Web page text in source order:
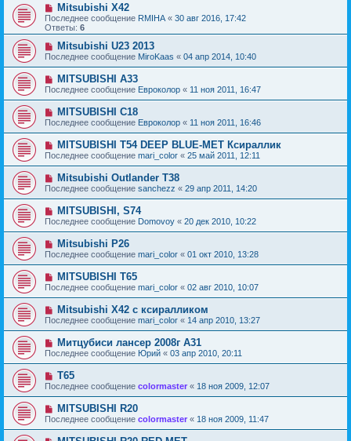
Mitsubishi X42
Последнее сообщение RMIHA « 30 авг 2016, 17:42
Ответы: 6
Mitsubishi U23 2013
Последнее сообщение MiroKaas « 04 апр 2014, 10:40
MITSUBISHI A33
Последнее сообщение Евроколор « 11 ноя 2011, 16:47
MITSUBISHI C18
Последнее сообщение Евроколор « 11 ноя 2011, 16:46
MITSUBISHI T54 DEEP BLUE-MET Ксираллик
Последнее сообщение mari_color « 25 май 2011, 12:11
Mitsubishi Outlander T38
Последнее сообщение sanchezz « 29 апр 2011, 14:20
MITSUBISHI, S74
Последнее сообщение Domovoy « 20 дек 2010, 10:22
Mitsubishi P26
Последнее сообщение mari_color « 01 окт 2010, 13:28
MITSUBISHI T65
Последнее сообщение mari_color « 02 авг 2010, 10:07
Mitsubishi X42 с ксиралликом
Последнее сообщение mari_color « 14 апр 2010, 13:27
Митцубиси лансер 2008г А31
Последнее сообщение Юрий « 03 апр 2010, 20:11
T65
Последнее сообщение colormaster « 18 ноя 2009, 12:07
MITSUBISHI R20
Последнее сообщение colormaster « 18 ноя 2009, 11:47